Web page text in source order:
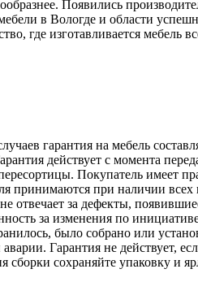
Появились
в Вологде и области
где изготавливается мебель
гарантия на мебель
действует с момента
Покупатель имеет
принимаются при наличии
отвечает за дефекты,
за изменения по
было собрано или
Гарантия не действует,
сборки сохраняйте упаковку и